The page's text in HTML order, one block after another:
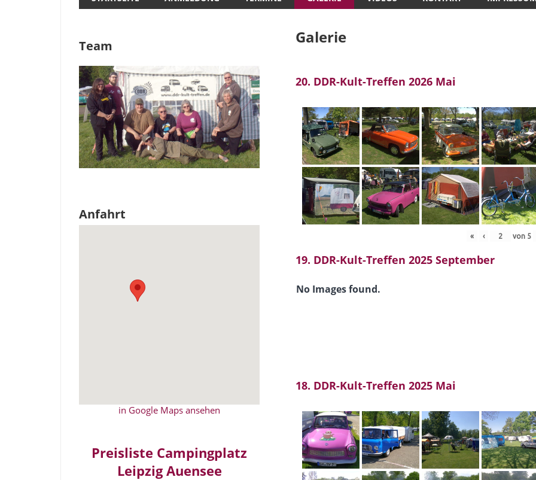
Galerie
20. DDR-Kult-Treffen 2026 Mai
« ‹ von 5
19. DDR-Kult-Treffen 2025 September
No Images found.
18. DDR-Kult-Treffen 2025 Mai
Team
Anfahrt
in Google Maps ansehen
Preisliste Campingplatz
Leipzig Auensee